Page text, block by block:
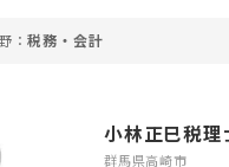
税務・会計
小林正巳税理
群馬県高崎市